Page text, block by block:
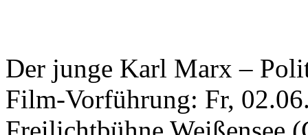
Der junge Karl Marx –
Film-Vorführung: Fr,